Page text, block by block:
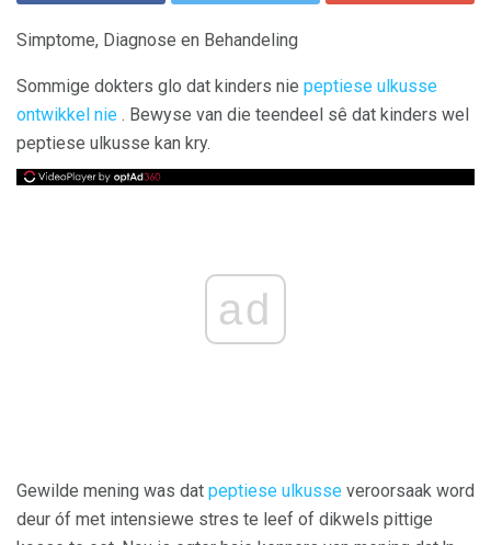
Simptome, Diagnose en Behandeling
Sommige dokters glo dat kinders nie peptiese ulkusse
ontwikkel nie . Bewyse van die teendeel sê dat kinders wel
peptiese ulkusse kan kry.
ad
Gewilde mening was dat peptiese ulkusse veroorsaak word
deur óf met intensiewe stres te leef of dikwels pittige